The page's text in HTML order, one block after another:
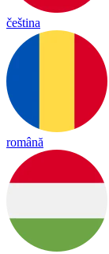
čeština
română